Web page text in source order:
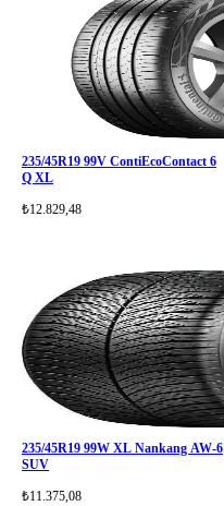
235/45R19 99V ContiEcoContact 6
Q XL
₺12.829,48
235/45R19 99W XL Nankang AW-6
SUV
₺11.375,08